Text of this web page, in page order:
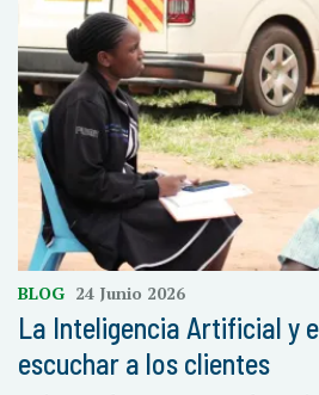
BLOG 24 Junio 2026
La Inteligencia Artificial y
escuchar a los clientes